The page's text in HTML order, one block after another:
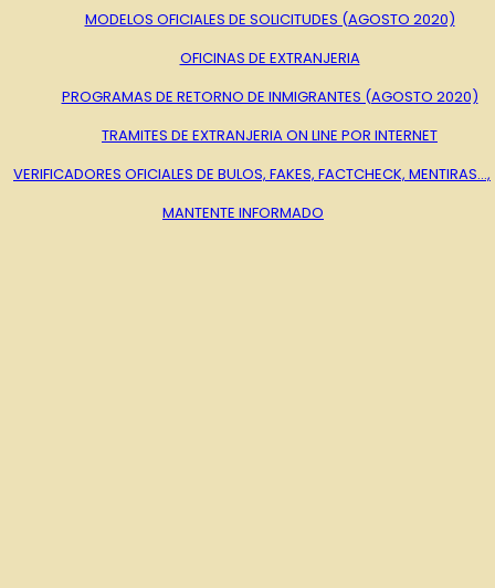
MODELOS OFICIALES DE SOLICITUDES (AGOSTO 2020)
OFICINAS DE EXTRANJERIA
PROGRAMAS DE RETORNO DE INMIGRANTES (AGOSTO 2020)
TRAMITES DE EXTRANJERIA ON LINE POR INTERNET
VERIFICADORES OFICIALES DE BULOS, FAKES, FACTCHECK, MENTIRAS…,
MANTENTE INFORMADO